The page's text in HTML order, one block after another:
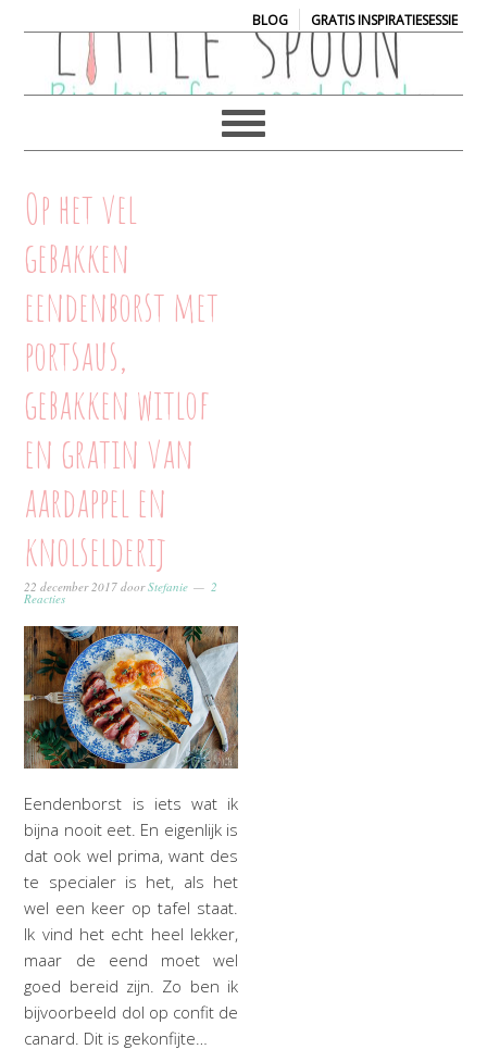
BLOG| GRATIS INSPIRATIESESSIE
Op het vel
gebakken
eendenborst met
portsaus,
gebakken witlof
en gratin van
aardappel en
knolselderij
22 december 2017 doorStefanie 2
Reacties
Eendenborst is iets wat ik
bijna nooit eet. En eigenlijk is
dat ook wel prima, want des
te specialer is het, als het
wel een keer op tafel staat.
Ik vind het echt heel lekker,
maar de eend moet wel
goed bereid zijn. Zo ben ik
bijvoorbeeld dol op confit de
canard. Dit is gekonfijte…